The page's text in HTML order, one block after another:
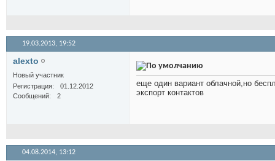
19.03.2013, 19:52
alexto
Новый участник
Регистрация
01.12.2012
Сообщений
2
еще один вариант облачной,но
экспорт контактов
04.08.2014, 13:12